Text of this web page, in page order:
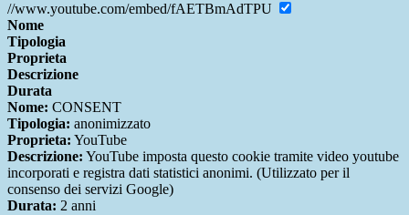
//www.youtube.com/embed/fAETBmAdTPU
Nome
Tipologia
Proprieta
Descrizione
Durata
Nome: CONSENT
Tipologia: anonimizzato
Proprieta: YouTube
Descrizione: YouTube imposta questo cookie tramite video youtube
incorporati e registra dati statistici anonimi. (Utilizzato per il
consenso dei servizi Google)
Durata: 2 anni